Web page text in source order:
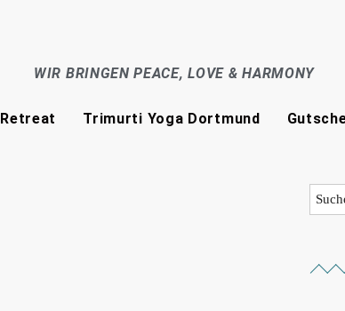
WIR BRINGEN PEACE, LOVE & HARMONY
Retreat Trimurti Yoga Dortmund